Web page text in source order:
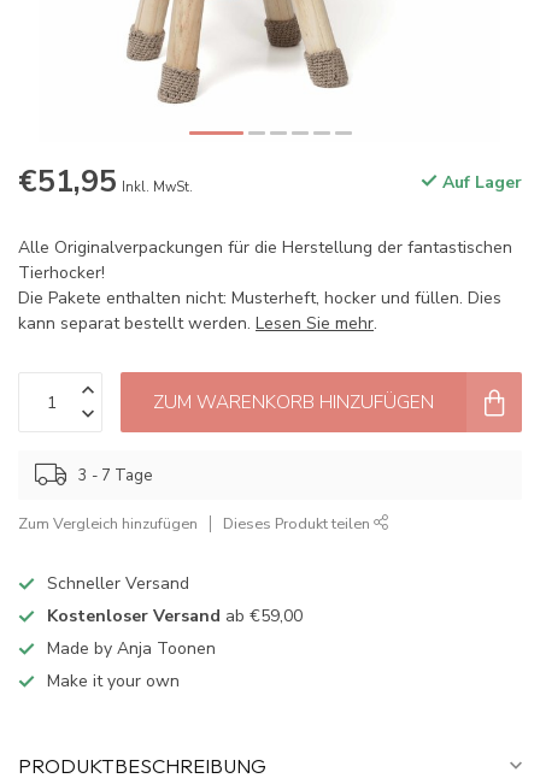
€51,95 Inkl. MwSt. Auf Lager
Alle Originalverpackungen für die Herstellung der fantastischen
Tierhocker!
Die Pakete enthalten nicht: Musterheft, hocker und füllen. Dies
kann separat bestellt werden. Lesen Sie mehr.
ZUM WARENKORB HINZUFÜGEN
3 - 7 Tage
Zum Vergleich hinzufügen Dieses Produkt teilen
Schneller Versand
Kostenloser Versand ab €59,00
Made by Anja Toonen
Make it your own
PRODUKTBESCHREIBUNG